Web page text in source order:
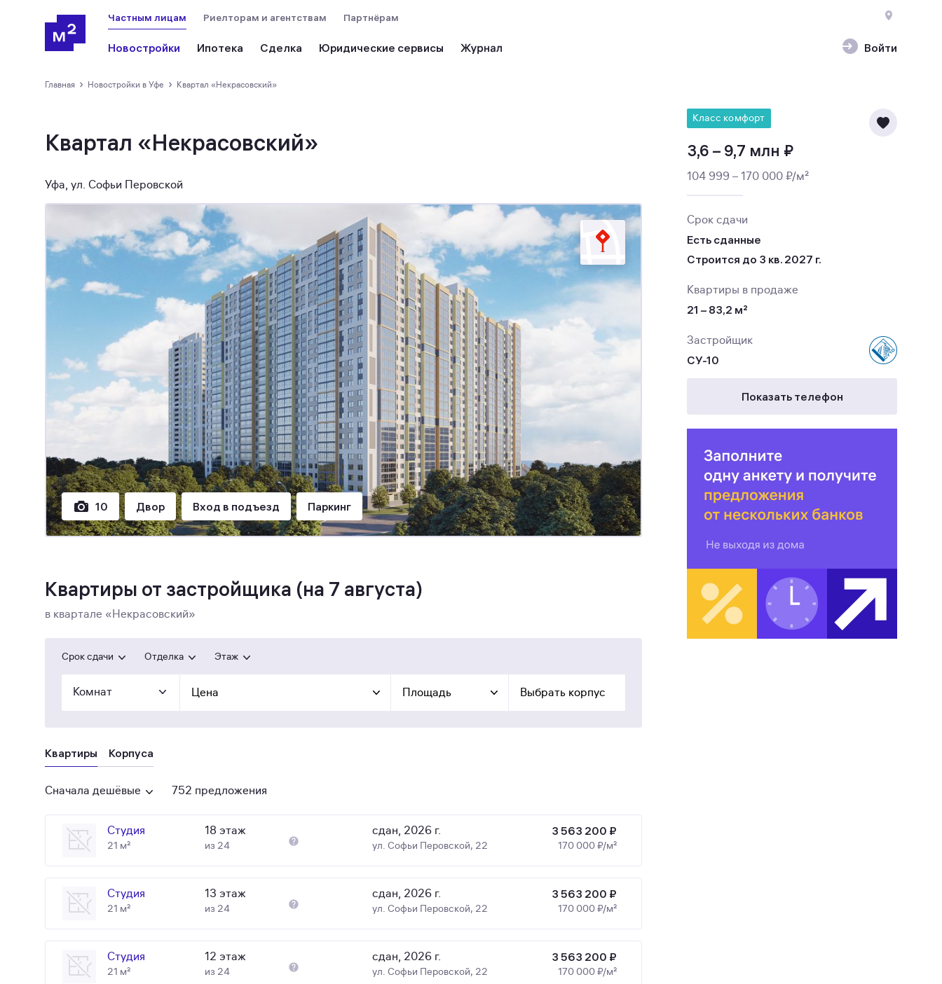
Войти
Частным лицам
Новостройки Ипотека Сделка Юридические сервисы
Риелторам и агентствам Партнёрам
Главная › новостройки в Уфе › Квартал «Некрасовский»
Квартал «Некрасовский»
Уфа, ул. Софьи Перовской
10 Двор Вход в подъезд Паркинг
Квартиры от застройщика (на 7 августа)
в квартале «Некрасовский»
Срок сдачи Отделка Этаж
Комнат Цена Площадь Выбрать корпус
Квартиры Корпуса
Сначала дешёвые 752 предложения
Студия
21 м²
18 этаж
из 24
сдан, 2026 г.
ул. Софьи Перовской, 22
3 563 200 ₽
170 000 ₽/м²
Студия
21 м²
13 этаж
из 24
сдан, 2026 г.
ул. Софьи Перовской, 22
3 563 200 ₽
170 000 ₽/м²
Студия
21 м²
12 этаж
из 24
сдан, 2026 г.
ул. Софьи Перовской, 22
3 563 200 ₽
170 000 ₽/м²
Класс комфорт
3,6 – 9,7 млн ₽
104 999 – 170 000 ₽/м²
Срок сдачи
Есть сданные
Строится до 3 кв. 2027 г.
Квартиры в продаже
21 – 83,2 м²
Застройщик
СУ-10
Показать телефон